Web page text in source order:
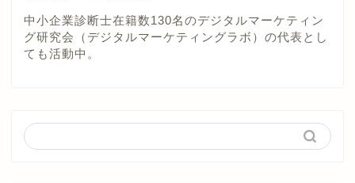
中小企業診断士在籍数130名のデジタルマーケティン
グ研究会（デジタルマーケティングラボ）の代表とし
ても活動中。